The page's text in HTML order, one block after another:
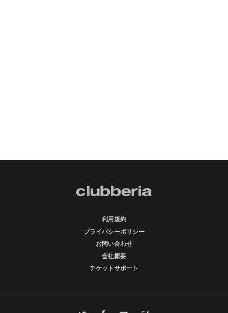
利用規約
プライバシーポリシー
お問い合わせ
会社概要
チケットサポート